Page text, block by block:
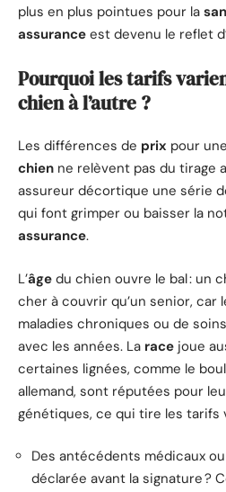
plus en plus pointues pour la
assurance est devenu le reflet
Pourquoi les tarifs
chien à l’autre ?
Les différences de prix pour une
chien ne relèvent pas du tirage
assureur décortique une série
qui font grimper ou baisser la
assurance.
L’âge du chien ouvre le bal : un
cher à couvrir qu’un senior, car
maladies chroniques ou de
avec les années. La race joue
certaines lignées, comme le
allemand, sont réputées pour
génétiques, ce qui tire les tarifs
Des antécédents médicaux
déclarée avant la signature ?